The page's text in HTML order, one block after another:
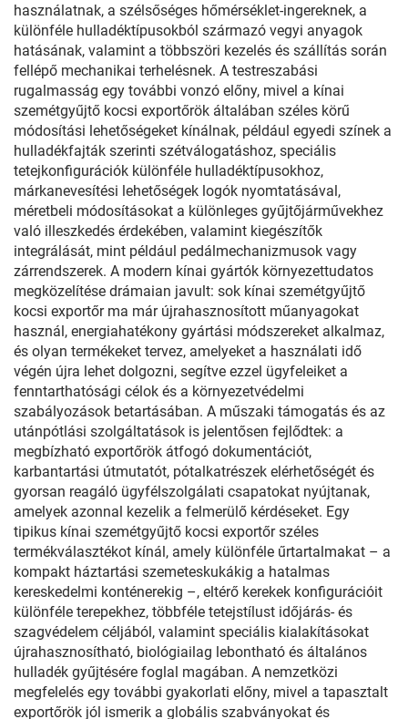
használatnak, a szélsőséges hőmérséklet-ingereknek, a
különféle hulladéktípusokból származó vegyi anyagok
hatásának, valamint a többszöri kezelés és szállítás során
fellépő mechanikai terhelésnek. A testreszabási
rugalmasság egy további vonzó előny, mivel a kínai
szemétgyűjtő kocsi exportőrök általában széles körű
módosítási lehetőségeket kínálnak, például egyedi színek a
hulladékfajták szerinti szétválogatáshoz, speciális
tetejkonfigurációk különféle hulladéktípusokhoz,
márkanevesítési lehetőségek logók nyomtatásával,
méretbeli módosításokat a különleges gyűjtőjárművekhez
való illeszkedés érdekében, valamint kiegészítők
integrálását, mint például pedálmechanizmusok vagy
zárrendszerek. A modern kínai gyártók környezettudatos
megközelítése drámaian javult: sok kínai szemétgyűjtő
kocsi exportőr ma már újrahasznosított műanyagokat
használ, energiahatékony gyártási módszereket alkalmaz,
és olyan termékeket tervez, amelyeket a használati idő
végén újra lehet dolgozni, segítve ezzel ügyfeleiket a
fenntarthatósági célok és a környezetvédelmi
szabályozások betartásában. A műszaki támogatás és az
utánpótlási szolgáltatások is jelentősen fejlődtek: a
megbízható exportőrök átfogó dokumentációt,
karbantartási útmutatót, pótalkatrészek elérhetőségét és
gyorsan reagáló ügyfélszolgálati csapatokat nyújtanak,
amelyek azonnal kezelik a felmerülő kérdéseket. Egy
tipikus kínai szemétgyűjtő kocsi exportőr széles
termékválasztékot kínál, amely különféle űrtartalmakat – a
kompakt háztartási szemeteskukákig a hatalmas
kereskedelmi konténerekig –, eltérő kerekek konfigurációit
különféle terepekhez, többféle tetejstílust időjárás- és
szagvédelem céljából, valamint speciális kialakításokat
újrahasznosítható, biológiailag lebontható és általános
hulladék gyűjtésére foglal magában. A nemzetközi
megfelelés egy további gyakorlati előny, mivel a tapasztalt
exportőrök jól ismerik a globális szabványokat és